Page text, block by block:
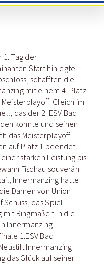
1. Tag der
Start hinlegte
schafften die
mit einem 4. Platz
Gleich im
das der 2. ESV Bad
konnte und seinen
das Meisterplayoff
auf Platz 1 beendet.
starken Leistung bis
Fischau souverän
Innermanzing hatte
Damen von Union
Schuss, das Spiel
Ringmaßen in die
Innermanzing
1.ESV Bad
Innermanzing
das Glück auf seiner